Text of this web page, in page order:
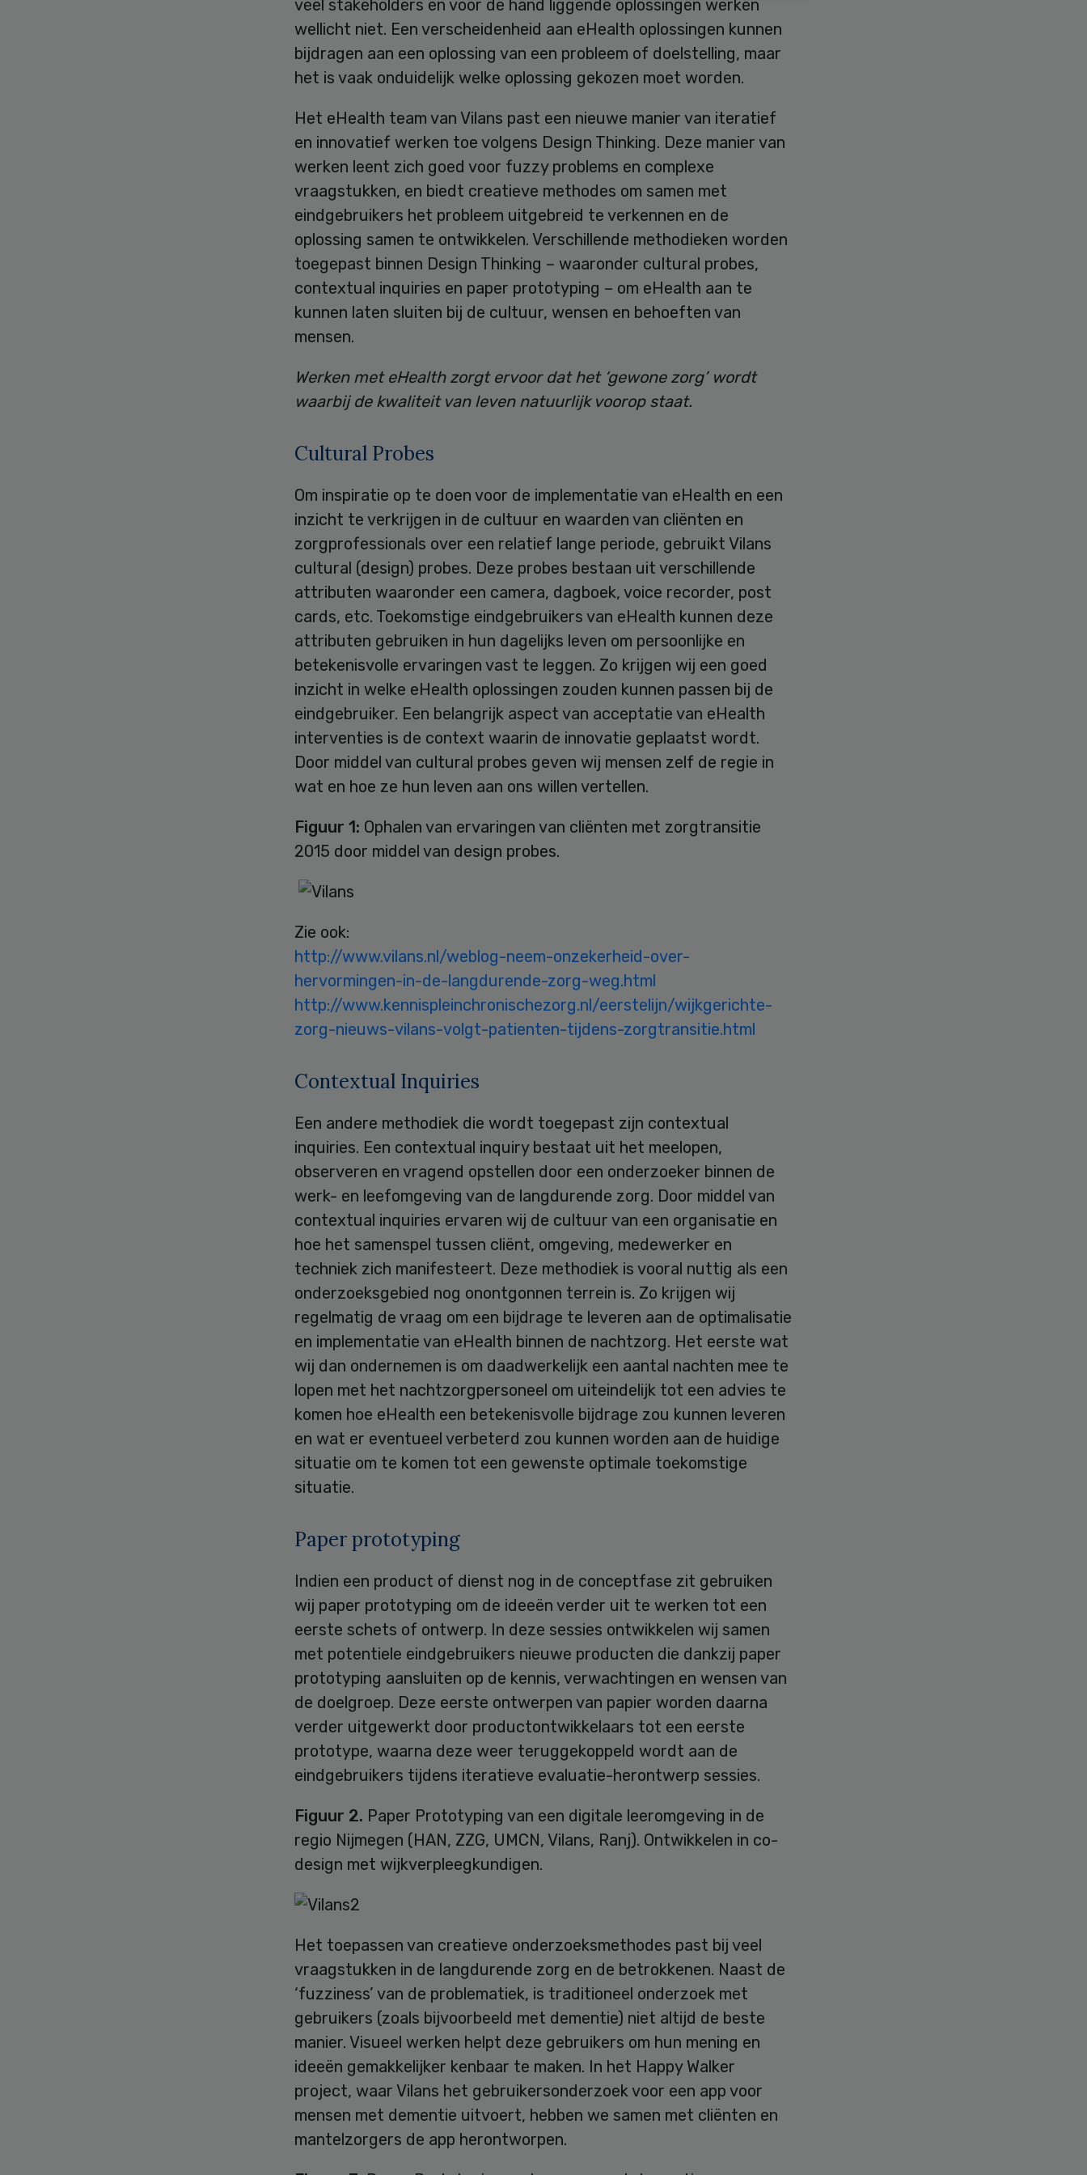
veel stakeholders en voor de hand liggende oplossingen werken
wellicht niet. Een verscheidenheid aan eHealth oplossingen kunnen
bijdragen aan een oplossing van een probleem of doelstelling, maar
het is vaak onduidelijk welke oplossing gekozen moet worden.
Het eHealth team van Vilans past een nieuwe manier van iteratief
en innovatief werken toe volgens Design Thinking. Deze manier van
werken leent zich goed voor fuzzy problems en complexe
vraagstukken, en biedt creatieve methodes om samen met
eindgebruikers het probleem uitgebreid te verkennen en de
oplossing samen te ontwikkelen. Verschillende methodieken worden
toegepast binnen Design Thinking – waaronder cultural probes,
contextual inquiries en paper prototyping – om eHealth aan te
kunnen laten sluiten bij de cultuur, wensen en behoeften van
mensen.
Werken met eHealth zorgt ervoor dat het ‘gewone zorg’ wordt
waarbij de kwaliteit van leven natuurlijk voorop staat.
Cultural Probes
Om inspiratie op te doen voor de implementatie van eHealth en een
inzicht te verkrijgen in de cultuur en waarden van cliënten en
zorgprofessionals over een relatief lange periode, gebruikt Vilans
cultural (design) probes. Deze probes bestaan uit verschillende
attributen waaronder een camera, dagboek, voice recorder, post
cards, etc. Toekomstige eindgebruikers van eHealth kunnen deze
attributen gebruiken in hun dagelijks leven om persoonlijke en
betekenisvolle ervaringen vast te leggen. Zo krijgen wij een goed
inzicht in welke eHealth oplossingen zouden kunnen passen bij de
eindgebruiker. Een belangrijk aspect van acceptatie van eHealth
interventies is de context waarin de innovatie geplaatst wordt.
Door middel van cultural probes geven wij mensen zelf de regie in
wat en hoe ze hun leven aan ons willen vertellen.
Figuur 1: Ophalen van ervaringen van cliënten met zorgtransitie
2015 door middel van design probes.
Zie ook:
http://www.vilans.nl/weblog-neem-onzekerheid-over-
hervormingen-in-de-langdurende-zorg-weg.html
http://www.kennispleinchronischezorg.nl/eerstelijn/wijkgerichte-
zorg-nieuws-vilans-volgt-patienten-tijdens-zorgtransitie.html
Contextual Inquiries
Een andere methodiek die wordt toegepast zijn contextual
inquiries. Een contextual inquiry bestaat uit het meelopen,
observeren en vragend opstellen door een onderzoeker binnen de
werk- en leefomgeving van de langdurende zorg. Door middel van
contextual inquiries ervaren wij de cultuur van een organisatie en
hoe het samenspel tussen cliënt, omgeving, medewerker en
techniek zich manifesteert. Deze methodiek is vooral nuttig als een
onderzoeksgebied nog onontgonnen terrein is. Zo krijgen wij
regelmatig de vraag om een bijdrage te leveren aan de optimalisatie
en implementatie van eHealth binnen de nachtzorg. Het eerste wat
wij dan ondernemen is om daadwerkelijk een aantal nachten mee te
lopen met het nachtzorgpersoneel om uiteindelijk tot een advies te
komen hoe eHealth een betekenisvolle bijdrage zou kunnen leveren
en wat er eventueel verbeterd zou kunnen worden aan de huidige
situatie om te komen tot een gewenste optimale toekomstige
situatie.
Paper prototyping
Indien een product of dienst nog in de conceptfase zit gebruiken
wij paper prototyping om de ideeën verder uit te werken tot een
eerste schets of ontwerp. In deze sessies ontwikkelen wij samen
met potentiele eindgebruikers nieuwe producten die dankzij paper
prototyping aansluiten op de kennis, verwachtingen en wensen van
de doelgroep. Deze eerste ontwerpen van papier worden daarna
verder uitgewerkt door productontwikkelaars tot een eerste
prototype, waarna deze weer teruggekoppeld wordt aan de
eindgebruikers tijdens iteratieve evaluatie-herontwerp sessies.
Figuur 2. Paper Prototyping van een digitale leeromgeving in de
regio Nijmegen (HAN, ZZG, UMCN, Vilans, Ranj). Ontwikkelen in co-
design met wijkverpleegkundigen.
Het toepassen van creatieve onderzoeksmethodes past bij veel
vraagstukken in de langdurende zorg en de betrokkenen. Naast de
‘fuzziness’ van de problematiek, is traditioneel onderzoek met
gebruikers (zoals bijvoorbeeld met dementie) niet altijd de beste
manier. Visueel werken helpt deze gebruikers om hun mening en
ideeën gemakkelijker kenbaar te maken. In het Happy Walker
project, waar Vilans het gebruikersonderzoek voor een app voor
mensen met dementie uitvoert, hebben we samen met cliënten en
mantelzorgers de app herontworpen.